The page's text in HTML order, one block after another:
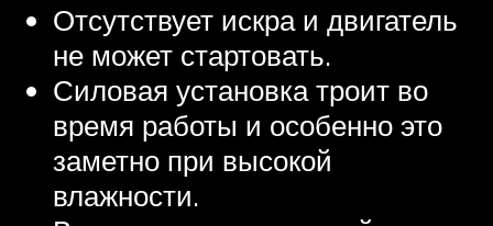
Отсутствует искра и двигатель
не может стартовать.
Силовая установка троит во
время работы и особенно это
заметно при высокой
влажности.